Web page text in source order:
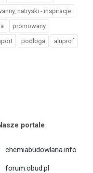
natryski - inspiracje
promowany
podloga aluprof
portale
chemiabudowlana.info
forum.obud.pl